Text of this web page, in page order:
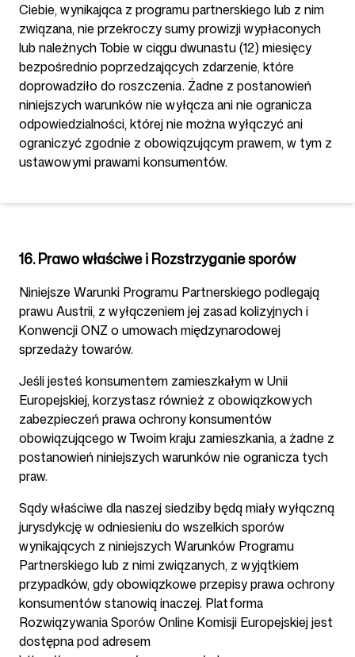
Ciebie, wynikająca z programu partnerskiego lub z nim
związana, nie przekroczy sumy prowizji wypłaconych
lub należnych Tobie w ciągu dwunastu (12) miesięcy
bezpośrednio poprzedzających zdarzenie, które
doprowadziło do roszczenia. Żadne z postanowień
niniejszych warunków nie wyłącza ani nie ogranicza
odpowiedzialności, której nie można wyłączyć ani
ograniczyć zgodnie z obowiązującym prawem, w tym z
ustawowymi prawami konsumentów.
16. Prawo właściwe i Rozstrzyganie sporów
Niniejsze Warunki Programu Partnerskiego podlegają
prawu Austrii, z wyłączeniem jej zasad kolizyjnych i
Konwencji ONZ o umowach międzynarodowej
sprzedaży towarów.
Jeśli jesteś konsumentem zamieszkałym w Unii
Europejskiej, korzystasz również z obowiązkowych
zabezpieczeń prawa ochrony konsumentów
obowiązującego w Twoim kraju zamieszkania, a żadne z
postanowień niniejszych warunków nie ogranicza tych
praw.
Sądy właściwe dla naszej siedziby będą miały wyłączną
jurysdykcję w odniesieniu do wszelkich sporów
wynikających z niniejszych Warunków Programu
Partnerskiego lub z nimi związanych, z wyjątkiem
przypadków, gdy obowiązkowe przepisy prawa ochrony
konsumentów stanowią inaczej. Platforma
Rozwiązywania Sporów Online Komisji Europejskiej jest
dostępna pod adresem